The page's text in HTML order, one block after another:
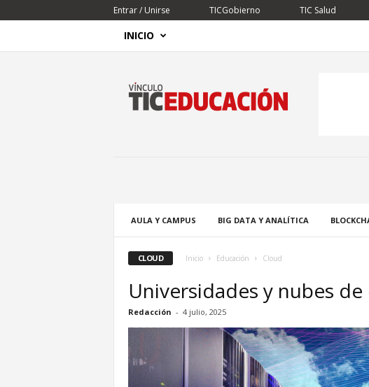
Entrar / Unirse TICGobierno TIC Salud
INICIO
AULA Y CAMPUS BIG DATA Y ANALÍTICA
CLOUD Inicio Educación Cloud
Universidades y nubes
Redacción - 4 julio, 2025